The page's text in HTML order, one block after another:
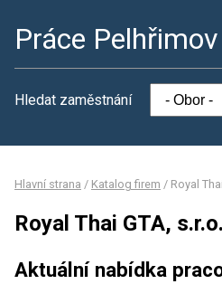
Práce Pelhřimov
Hledat zaměstnání
Hlavní strana / Katalog firem / Royal
Royal Thai GTA, s.r.o.
Aktuální nabídka